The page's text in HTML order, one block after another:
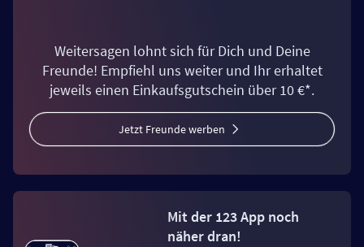
Weitersagen lohnt sich für Dich und Deine
Freunde! Empfiehl uns weiter und Ihr erhaltet
jeweils einen Einkaufsgutschein über 10 €*.
Jetzt Freunde werben
Mit der 123 App noch
näher dran!